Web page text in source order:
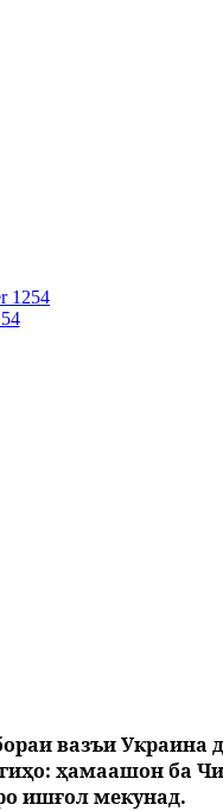
вазъи Украина
ҳамаашон ба
ишғол мекунад.